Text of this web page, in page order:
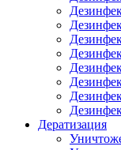
Дератизация